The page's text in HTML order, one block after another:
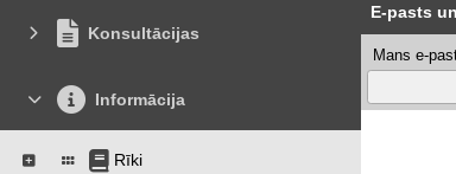
Konsultācijas
Informācija
Rīki
E-pasts
Mans e-